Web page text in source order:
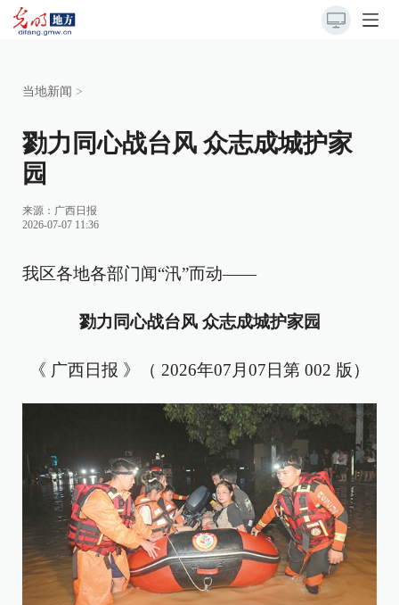
当地新闻 >
勠力同心战台风 众志成城护家
园
来源： 广西日报
2026-07-07 11:36
我区各地各部门闻“汛”而动——
勠力同心战台风 众志成城护家园
《 广西日报 》（ 2026年07月07日第 002 版）